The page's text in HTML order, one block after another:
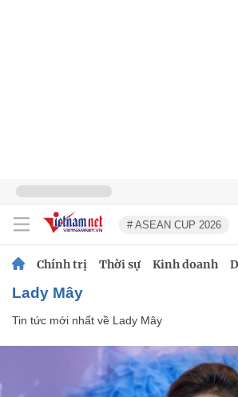
# ASEAN CUP 2026
Chính trị Thời sự Kinh doanh
Lady Mây
Tin tức mới nhất về Lady Mây